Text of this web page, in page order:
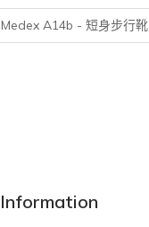
Medex A14b - 短身步行靴
Information